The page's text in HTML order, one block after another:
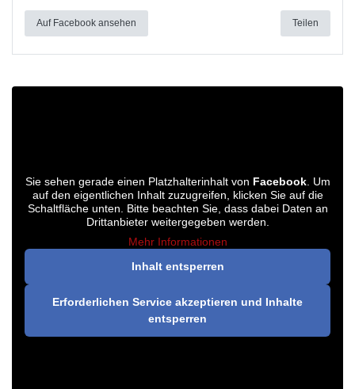
Auf Facebook ansehen Teilen
Sie sehen gerade einen Platzhalterinhalt von Facebook. Um
auf den eigentlichen Inhalt zuzugreifen, klicken Sie auf die
Schaltfläche unten. Bitte beachten Sie, dass dabei Daten an
Drittanbieter weitergegeben werden.
Mehr Informationen
Inhalt entsperren
Erforderlichen Service akzeptieren und Inhalte
entsperren